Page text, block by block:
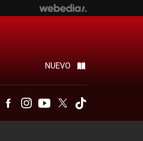
NUEVO
TelegramFacebookInstagramYoutubeTwitter